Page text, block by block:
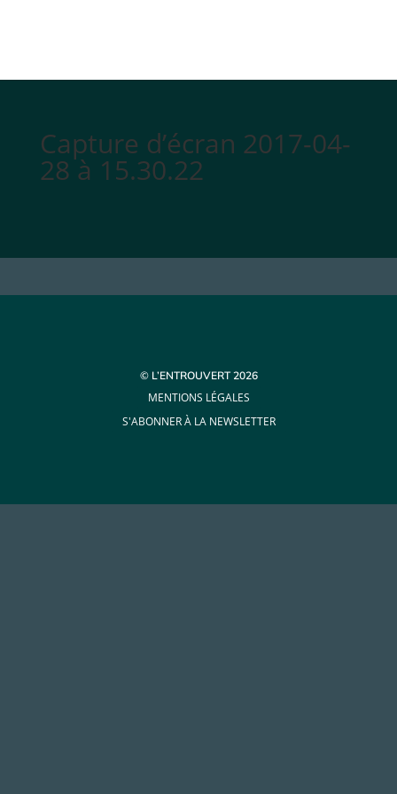
Capture d’écran 2017-04-
28 à 15.30.22
© L’ENTROUVERT 2026
MENTIONS LÉGALES
S'ABONNER À LA NEWSLETTER